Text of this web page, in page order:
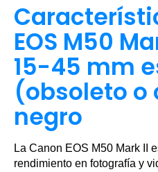
EOS M50
15-45 mm
(obsoleto o
negro
La Canon EOS M50 Mark II
rendimiento en fotografía y